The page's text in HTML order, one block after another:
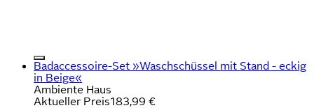
Badaccessoire-Set »Waschschüssel mit Stand - eckig
in Beige«
Ambiente Haus
Aktueller Preis183,99 €